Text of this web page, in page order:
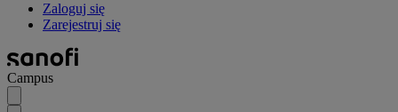
Zaloguj się
Zarejestruj się
Campus